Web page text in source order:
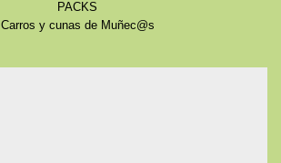
PACKS
Carros y cunas de Muñec@s